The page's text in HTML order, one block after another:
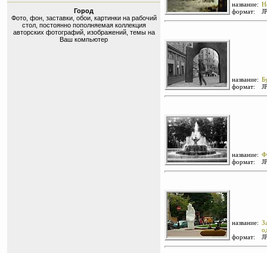
Город
Фото, фон, заставки, обои, картинки на рабочий
стол, постоянно пополняемая коллекция
авторских фотографий, изображений, темы на
Ваш компьютер
название:
формат:
название:
формат:
название:
формат:
название:
формат: